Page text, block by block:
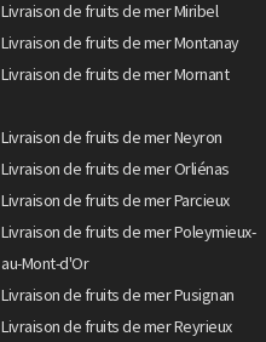
Livraison de fruits de mer Miribel
Livraison de fruits de mer Montanay
Livraison de fruits de mer Mornant
Livraison de fruits de mer Neyron
Livraison de fruits de mer Orliénas
Livraison de fruits de mer Parcieux
Livraison de fruits de mer Poleymieux-
au-Mont-d'Or
Livraison de fruits de mer Pusignan
Livraison de fruits de mer Reyrieux